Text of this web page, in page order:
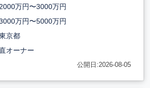
2000万円〜3000万円
万円〜5000万円
京都
オーナー
公開日:2026-08-05